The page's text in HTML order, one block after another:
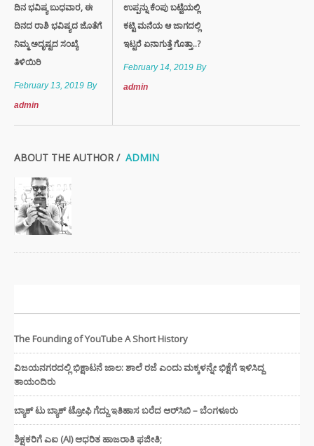
ದಿನ ಭವಿಷ್ಯ ಬುಧವಾರ, ಈ
ದಿನದ ರಾಶಿ ಭವಿಷ್ಯದ ಜೊತೆಗೆ
ನಿಮ್ಮ ಅದೃಷ್ಟದ ಸಂಖ್ಯೆ
ತಿಳಿಯಿರಿ
February 13, 2019 By
admin
ಉಪ್ಪನ್ನು ಕೆಂಪು ಬಟ್ಟೆಯಲ್ಲಿ
ಕಟ್ಟಿ ಮನೆಯ ಆ ಜಾಗದಲ್ಲಿ
ಇಟ್ಟರೆ ಏನಾಗುತ್ತೆ ಗೊತ್ತಾ..?
February 14, 2019 By
admin
ABOUT THE AUTHOR / ADMIN
The Founding of YouTube A Short History
ವಿಜಯನಗರದಲ್ಲಿ ಭಿಕ್ಷಾಟನೆ ಜಾಲ: ಶಾಲೆ ರಜೆ ಎಂದು ಮಕ್ಕಳನ್ನೇ ಭಿಕ್ಷೆಗೆ ಇಳಿಸಿದ್ದ
ತಾಯಂದಿರು
ಬ್ಯಾಕ್ ಟು ಬ್ಯಾಕ್ ಟ್ರೋಫಿ ಗೆದ್ದು ಇತಿಹಾಸ ಬರೆದ ಆರ್‌ಸಿಬಿ – ಬೆಂಗಳೂರು
ಶಿಕ್ಷಕರಿಗೆ ಎಐ (AI) ಆಧರಿತ ಹಾಜರಾತಿ ಫಜೀತಿ;